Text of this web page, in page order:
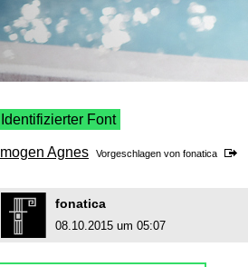
Identifizierter Font
Imogen Agnes Vorgeschlagen von fonatica
fonatica
08.10.2015 um 05:07